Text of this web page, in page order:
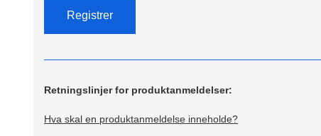
Retningslinjer for produktanmeldelser:
Hva skal en produktanmeldelse inneholde?